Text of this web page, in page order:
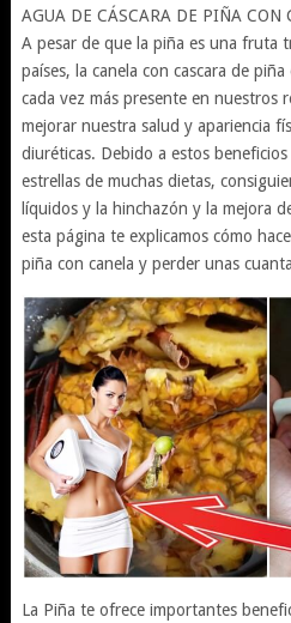
AGUA DE CÁSCARA DE PIÑA CON
A pesar de que la piña es una fruta
países, la canela con cascara de
cada vez más presente en nuestros
mejorar nuestra salud y apariencia
diuréticas. Debido a estos
estrellas de muchas dietas,
líquidos y la hinchazón y la mejora
esta página te explicamos cómo
piña con canela y perder unas
La Piña te ofrece importantes